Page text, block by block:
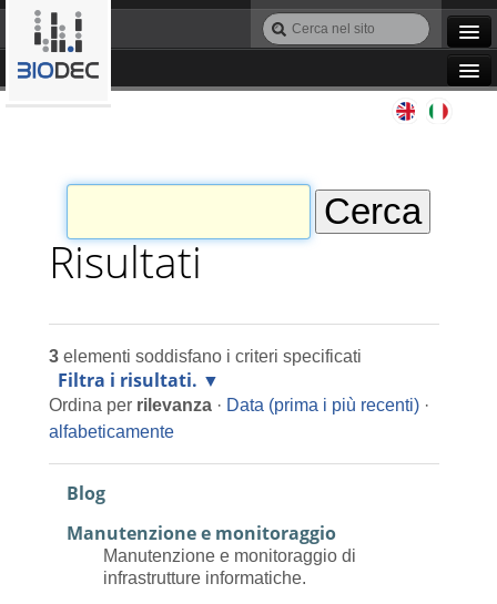
Cerca
nel
Ricerca
Automazione
Bioinformatica
Progettazione
Programmazione
Risultati
3 elementi soddisfano i criteri specificati
Filtra i risultati.
Ordina per rilevanza · Data (prima i più recenti) ·
alfabeticamente
Blog
Manutenzione e monitoraggio
Manutenzione e monitoraggio di
infrastrutture informatiche.